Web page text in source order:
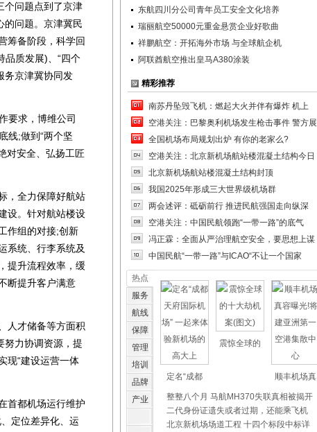
个问题点到了京津
的问题。京津冀民
筹备阶段，科学回
品质发展)、“四个
务京津冀协同发
要求，博维公司
线;做到“两个坚
对安全、弘扬工匠
，全力保障好航站
设。针对航站楼设
作组的对接;创新
系统、行李系统及
提升流程效率，缓
断提升客户满意
人才储备等方面积
努力协调资源，提
现“建设运营一体
首都机场运行维护
定位差异化、运
东航四川分公司青年员工安全文化培养
瑞丽航空50000元重金悬赏企业好歌曲
祥鹏航空：开拓海外市场 与全球航企机
阿联酋航空推出皇马A380涂装
精彩推荐
南苏丹坠毁飞机：燃起大火并伴有爆炸 机上
空港关注：巴黎奥利机场发生枪击事件 警方展
全国机场布局规划出炉 有你的老家么?
空港关注：北京新机场航站楼混凝土结构今日
北京新机场航站楼混凝土结构封顶
我国2025年形成三大世界级机场群
两会述评：砥砺前行 推进民航强国走向纵深
空港关注：中国民航领跑“一带一路”的底气
冯正霖：全面从严治理航空安全，要思想上谋
中国民航“一带一路”与ICAO“不让一个国家
热点
服务
航线
保障
管理
培训
品牌
产业
定名“成都
震惊全球的
顺丰机场真
整整八个月 马航MH370失联真相被揭开
二代身份证遗失或者过期，还能乘飞机
北京新机场场道工程 十四个标段中标详